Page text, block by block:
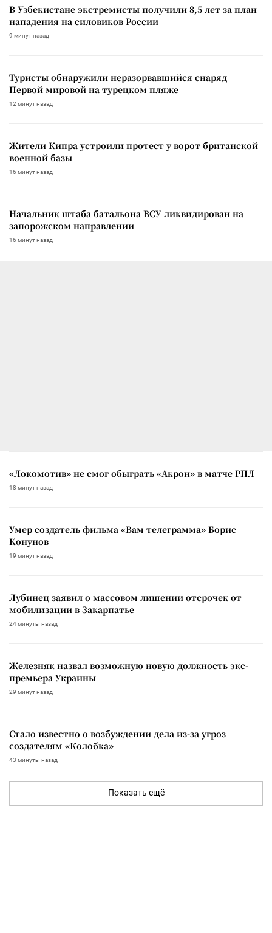
В Узбекистане экстремисты получили 8,5 лет за план
нападения на силовиков России
9 минут назад
Туристы обнаружили неразорвавшийся снаряд
Первой мировой на турецком пляже
12 минут назад
Жители Кипра устроили протест у ворот британской
военной базы
16 минут назад
Начальник штаба батальона ВСУ ликвидирован на
запорожском направлении
16 минут назад
«Локомотив» не смог обыграть «Акрон» в матче РПЛ
18 минут назад
Умер создатель фильма «Вам телеграмма» Борис
Конунов
19 минут назад
Лубинец заявил о массовом лишении отсрочек от
мобилизации в Закарпатье
24 минуты назад
Железняк назвал возможную новую должность экс-
премьера Украины
29 минут назад
Стало известно о возбуждении дела из-за угроз
создателям «Колобка»
43 минуты назад
Показать ещё